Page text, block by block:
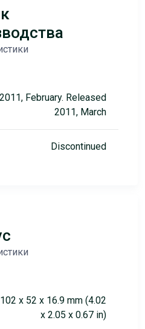
2011, February. Released
2011, March
Discontinued
102 x 52 x 16.9 mm (4.02
x 2.05 x 0.67 in)